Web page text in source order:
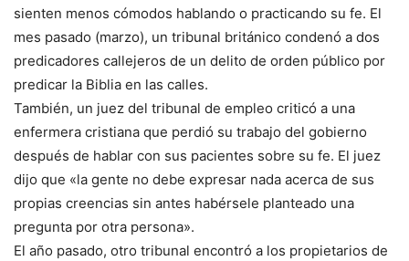
sienten menos cómodos hablando o practicando su fe. El
mes pasado (marzo), un tribunal británico condenó a dos
predicadores callejeros de un delito de orden público por
predicar la Biblia en las calles.
También, un juez del tribunal de empleo criticó a una
enfermera cristiana que perdió su trabajo del gobierno
después de hablar con sus pacientes sobre su fe. El juez
dijo que «la gente no debe expresar nada acerca de sus
propias creencias sin antes habérsele planteado una
pregunta por otra persona».
El año pasado, otro tribunal encontró a los propietarios de